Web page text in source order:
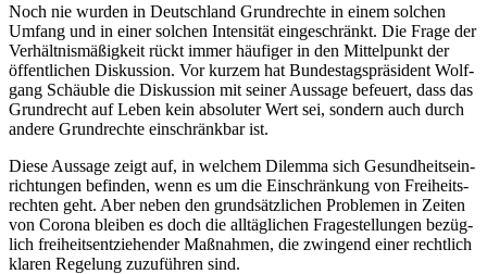
Noch nie wur­den in Deutsch­land Grund­rech­te in einem sol­chen
Umfang und in einer sol­chen Inten­si­tät ein­ge­schränkt. Die Fra­ge der
Ver­hält­nis­mä­ßig­keit rückt immer häu­fi­ger in den Mit­tel­punkt der
öffent­li­chen Dis­kus­si­on. Vor kur­zem hat Bun­des­tags­prä­si­dent Wolf­
gang Schäub­le die Dis­kus­si­on mit sei­ner Aus­sa­ge befeu­ert, dass das
Grund­recht auf Leben kein abso­lu­ter Wert sei, son­dern auch durch
ande­re Grund­rech­te ein­schränk­bar ist.
Die­se Aus­sa­ge zeigt auf, in wel­chem Dilem­ma sich Gesund­heits­ein­
rich­tun­gen befin­den, wenn es um die Ein­schrän­kung von Frei­heits­
rech­ten geht. Aber neben den grund­sätz­li­chen Pro­ble­men in Zei­ten
von Coro­na blei­ben es doch die all­täg­li­chen Fra­ge­stel­lun­gen bezüg­
lich frei­heits­ent­zie­hen­der Maß­nah­men, die zwin­gend einer recht­lich
kla­ren Rege­lung zuzu­füh­ren sind.